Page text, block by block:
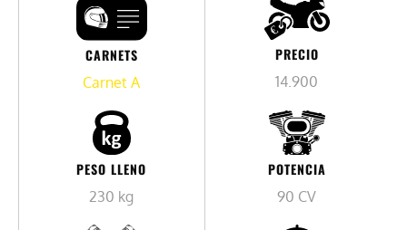
CARNETS
Carnet A
PRECIO
14.900
PESO LLENO
230 kg
POTENCIA
90 CV